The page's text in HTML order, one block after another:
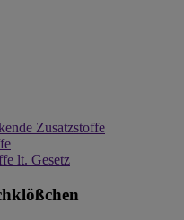
Zusatzstoffe
lt. Gesetz